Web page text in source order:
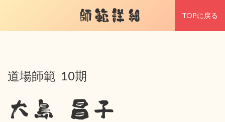
師範詳細 TOPに戻る
道場師範 10期
大島 昌子